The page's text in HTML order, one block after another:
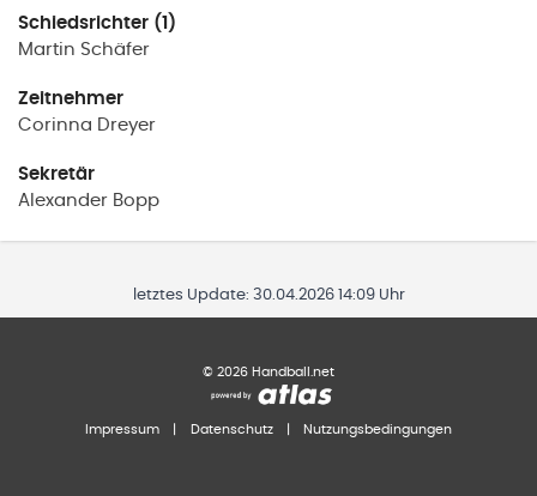
Schiedsrichter (1)
Martin Schäfer
Zeitnehmer
Corinna Dreyer
Sekretär
Alexander Bopp
letztes Update: 30.04.2026 14:09 Uhr
© 2026 Handball.net
Impressum Datenschutz Nutzungsbedingungen